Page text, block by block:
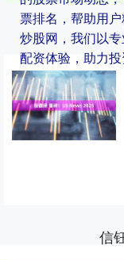
票排名，帮助用
炒股网，我们以
配资体验，助力
信